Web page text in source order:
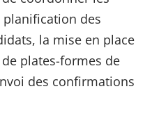
des
la mise en place
plates-formes de
des confirmations